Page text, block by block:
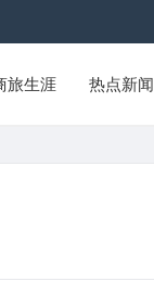
旅生涯 热点新闻